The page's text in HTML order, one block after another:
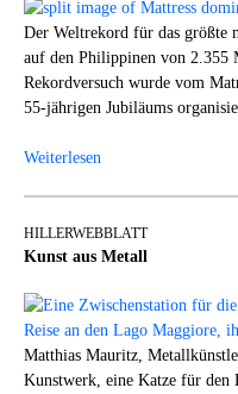
Der Weltrekord für das größte
auf den Philippinen von 2.355
Rekordversuch wurde vom
55-jährigen Jubiläums
Weiterlesen
HILLERWEBBLATT
Kunst aus Metall
Matthias Mauritz,
Kunstwerk, eine Katze für